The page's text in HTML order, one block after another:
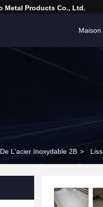
Metal Products Co., Ltd.
Maison
L'acier Inoxydable 2B >